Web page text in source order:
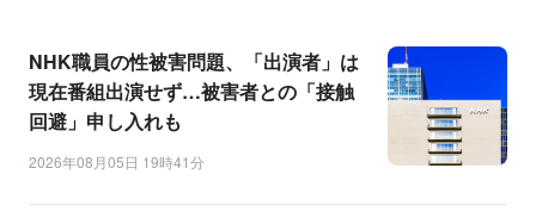
NHK職員の性被害問題、「出演者」は
現在番組出演せず…被害者との「接触
回避」申し入れも
2026年08月05日 19時41分